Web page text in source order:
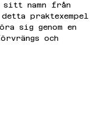
sitt namn från
praktexempel
sig genom en
och